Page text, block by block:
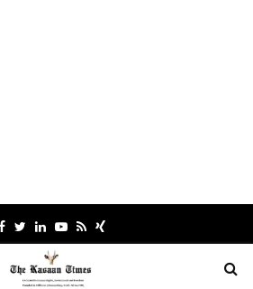
Facebook
TwitterLinkedinYoutube
RssXing